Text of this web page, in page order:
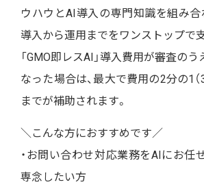
ウハウとAI導入の専門知識を組み合
導入から運用までをワンストップで
「GMO即レスAI」導入費用が審査の
なった場合は、最大で費用の2分の1（
までが補助されます。
＼こんな方におすすめです／
・お問い合わせ対応業務をAIにお任
専念したい方